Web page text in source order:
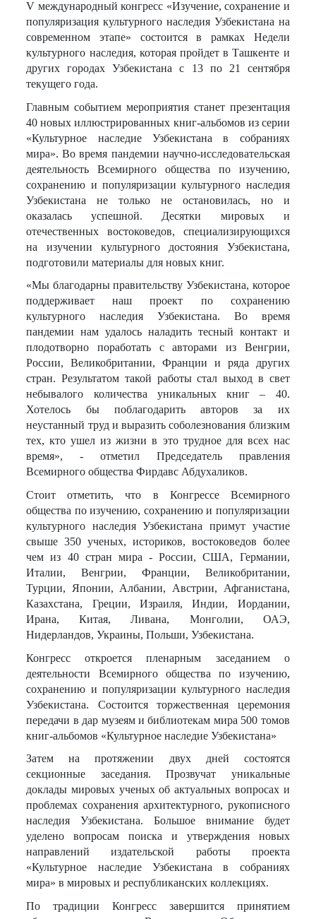
V международный конгресс «Изучение, сохранение и
популяризация культурного наследия Узбекистана на
современном этапе» состоится в рамках Недели
культурного наследия, которая пройдет в Ташкенте и
других городах Узбекистана с 13 по 21 сентября
текущего года.
Главным событием мероприятия станет презентация
40 новых иллюстрированных книг-альбомов из серии
«Культурное наследие Узбекистана в собраниях
мира». Во время пандемии научно-исследовательская
деятельность Всемирного общества по изучению,
сохранению и популяризации культурного наследия
Узбекистана не только не остановилась, но и
оказалась успешной. Десятки мировых и
отечественных востоковедов, специализирующихся
на изучении культурного достояния Узбекистана,
подготовили материалы для новых книг.
«Мы благодарны правительству Узбекистана, которое
поддерживает наш проект по сохранению
культурного наследия Узбекистана. Во время
пандемии нам удалось наладить тесный контакт и
плодотворно поработать с авторами из Венгрии,
России, Великобритании, Франции и ряда других
стран. Результатом такой работы стал выход в свет
небывалого количества уникальных книг – 40.
Хотелось бы поблагодарить авторов за их
неустанный труд и выразить соболезнования близким
тех, кто ушел из жизни в это трудное для всех нас
время», - отметил Председатель правления
Всемирного общества Фирдавс Абдухаликов.
Стоит отметить, что в Конгрессе Всемирного
общества по изучению, сохранению и популяризации
культурного наследия Узбекистана примут участие
свыше 350 ученых, историков, востоковедов более
чем из 40 стран мира - России, США, Германии,
Италии, Венгрии, Франции, Великобритании,
Турции, Японии, Албании, Австрии, Афганистана,
Казахстана, Греции, Израиля, Индии, Иордании,
Ирана, Китая, Ливана, Монголии, ОАЭ,
Нидерландов, Украины, Польши, Узбекистана.
Конгресс откроется пленарным заседанием о
деятельности Всемирного общества по изучению,
сохранению и популяризации культурного наследия
Узбекистана. Состоится торжественная церемония
передачи в дар музеям и библиотекам мира 500 томов
книг-альбомов «Культурное наследие Узбекистана»
Затем на протяжении двух дней состоятся
секционные заседания. Прозвучат уникальные
доклады мировых ученых об актуальных вопросах и
проблемах сохранения архитектурного, рукописного
наследия Узбекистана. Большое внимание будет
уделено вопросам поиска и утверждения новых
направлений издательской работы проекта
«Культурное наследие Узбекистана в собраниях
мира» в мировых и республиканских коллекциях.
По традиции Конгресс завершится принятием